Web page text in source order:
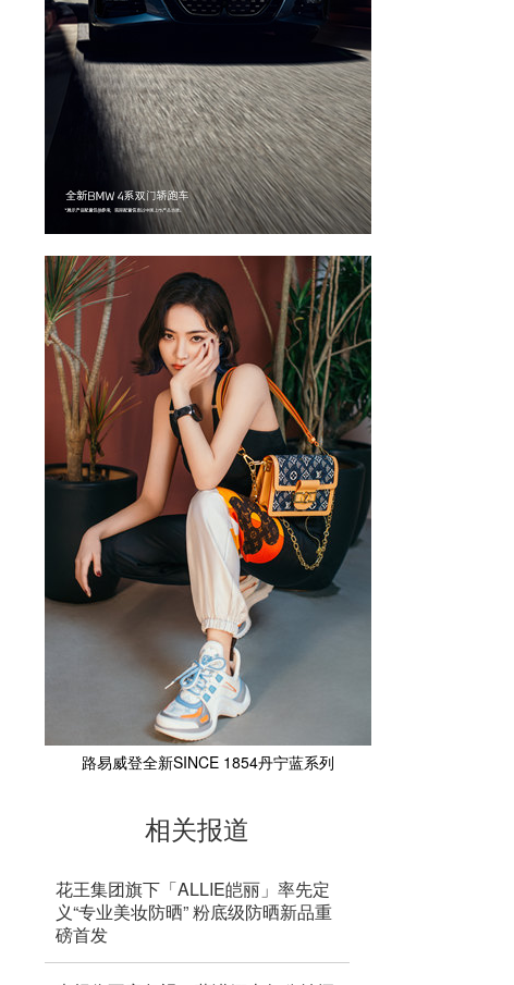
路易威登全新SINCE 1854丹宁蓝系列
相关报道
花王集团旗下「ALLIE皑丽」率先定
义“专业美妆防晒” 粉底级防晒新品重
磅首发